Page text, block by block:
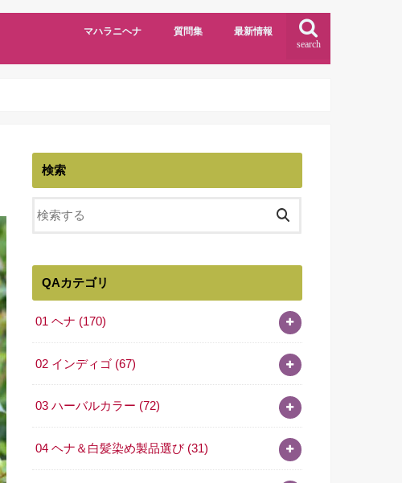
search
マハラニヘナ 質問集 最新情報
検索
QAカテゴリ
01 ヘナ (170)
02 インディゴ (67)
03 ハーバルカラー (72)
04 ヘナ＆白髪染め製品選び (31)